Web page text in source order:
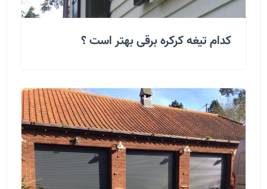
کدام تیغه کرکره برقی بهتر است ؟